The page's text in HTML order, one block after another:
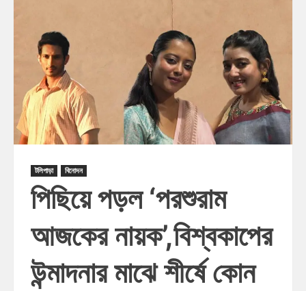
টলিপাড়া বিনোদন
পিছিয়ে পড়ল ‘পরশুরাম
আজকের নায়ক’,বিশ্বকাপের
উন্মাদনার মাঝে শীর্ষে কোন